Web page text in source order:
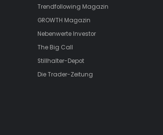
Trendfollowing Magazin
GROWTH Magazin
Nebenwerte Investor
The Big Call
Stillhalter-Depot
Die Trader-Zeitung